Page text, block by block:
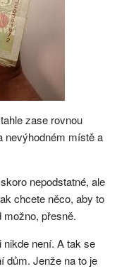
zase rovnou
nevýhodném místě a
nepodstatné, ale
chcete něco, aby to
přesně.
není. A tak se
dům. Jenže na to je